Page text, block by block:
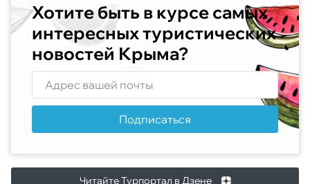
Хотите быть в курсе самых
интересных туристических
новостей Крыма?
Подписаться
Читайте Турпортал в Дзене